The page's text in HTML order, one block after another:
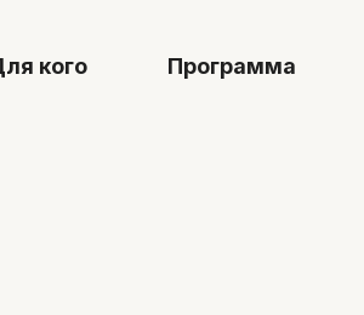
Программа Тарифы